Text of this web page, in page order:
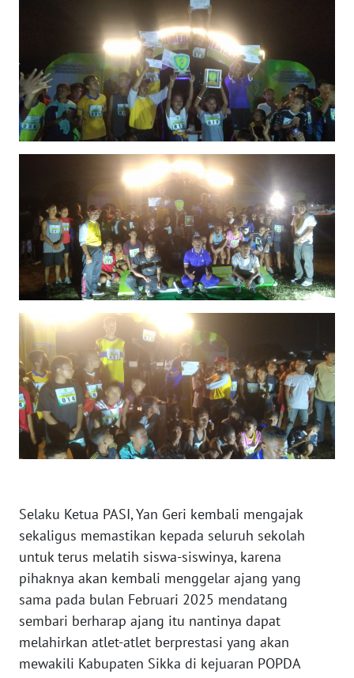
Selaku Ketua PASI, Yan Geri kembali mengajak
sekaligus memastikan kepada seluruh sekolah
untuk terus melatih siswa-siswinya, karena
pihaknya akan kembali menggelar ajang yang
sama pada bulan Februari 2025 mendatang
sembari berharap ajang itu nantinya dapat
melahirkan atlet-atlet berprestasi yang akan
mewakili Kabupaten Sikka di kejuaran POPDA
WN
SERAMBI
WN
JAMBI
SULTRA
WN
NTB
SULTENG
WN
SULBAR
WN
BABEL
WN
SUMSEL
WN
BENGKULU
WN